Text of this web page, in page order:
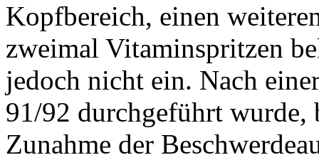
Kopfbereich, einen
zweimal Vitaminspritzen
jedoch nicht ein. Nach
91/92 durchgeführt wurde,
Zunahme der